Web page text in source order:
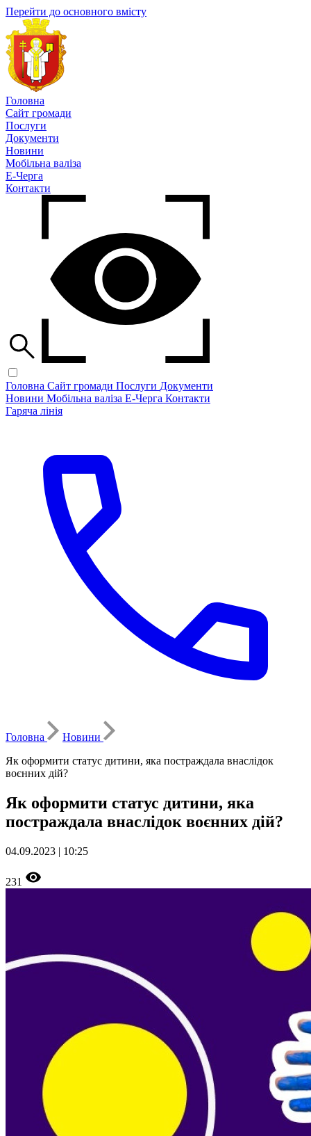
Перейти до основного вмісту
Головна
Сайт громади
Послуги
Документи
Новини
Мобільна валіза
Е-Черга
Контакти
Головна Сайт громади Послуги Документи
Новини Мобільна валіза Е-Черга Контакти
Гаряча лінія
Головна
Новини
Як оформити статус дитини, яка постраждала внаслідок
воєнних дій?
Як оформити статус дитини, яка
постраждала внаслідок воєнних дій?
04.09.2023 | 10:25
231